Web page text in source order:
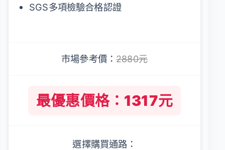
SGS多項檢驗合格認證
市場參考價：2880元
最優惠價格：1317元
選擇購買通路：